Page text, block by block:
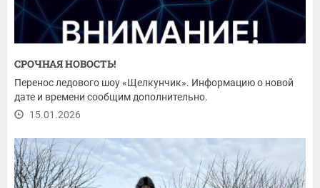
СРОЧНАЯ НОВОСТЬ!
Перенос ледового шоу «Щелкунчик». Информацию о новой
дате и времени сообщим дополнительно.
15.01.2026